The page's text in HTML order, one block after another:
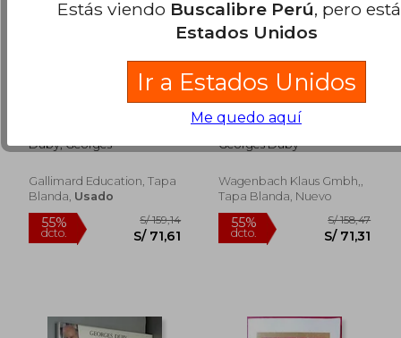
55%
dcto.
S/ 297,11
S/ 133,70
55%
dcto.
S/
S/
Duby, Georges
Gallimard Education, Tapa
Blanda, Usado
Kunst und
Gesellschaft im
(Wagenbachs Andere
Alemán)
Georges Duby
Wagenbach Klaus Gmbh,,
Tapa Blanda, Nuevo
Estás viendo Buscalibre Perú, pero
Estados Unidos
Ir a Estados Unidos
Me quedo aquí